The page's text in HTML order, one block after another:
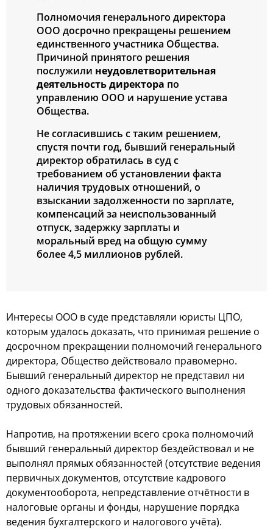
Полномочия генерального директора
ООО досрочно прекращены решением
единственного участника Общества.
Причиной принятого решения
послужили неудовлетворительная
деятельность директора по
управлению ООО и нарушение устава
Общества.
Не согласившись с таким решением,
спустя почти год, бывший генеральный
директор обратилась в суд с
требованием об установлении факта
наличия трудовых отношений, о
взыскании задолженности по зарплате,
компенсаций за неиспользованный
отпуск, задержку зарплаты и
моральный вред на общую сумму
более 4,5 миллионов рублей.
Интересы ООО в суде представляли юристы ЦПО,
которым удалось доказать, что принимая решение о
досрочном прекращении полномочий генерального
директора, Общество действовало правомерно.
Бывший генеральный директор не представил ни
одного доказательства фактического выполнения
трудовых обязанностей.
Напротив, на протяжении всего срока полномочий
бывший генеральный директор бездействовал и не
выполнял прямых обязанностей (отсутствие ведения
первичных документов, отсутствие кадрового
документооборота, непредставление отчётности в
налоговые органы и фонды, нарушение порядка
ведения бухгалтерского и налогового учёта).